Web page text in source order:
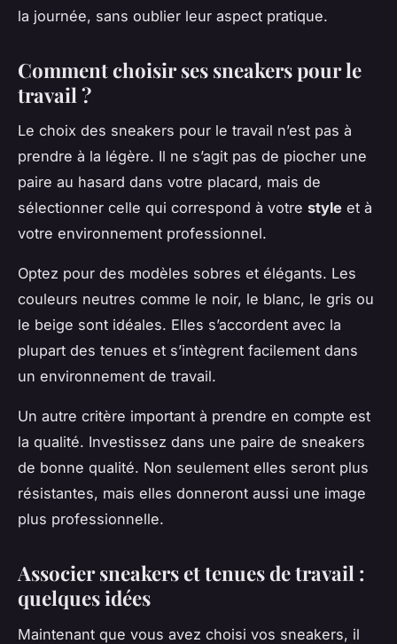
la journée, sans oublier leur aspect pratique.
Comment choisir ses sneakers pour le
travail ?
Le choix des sneakers pour le travail n’est pas à
prendre à la légère. Il ne s’agit pas de piocher une
paire au hasard dans votre placard, mais de
sélectionner celle qui correspond à votre style et à
votre environnement professionnel.
Optez pour des modèles sobres et élégants. Les
couleurs neutres comme le noir, le blanc, le gris ou
le beige sont idéales. Elles s’accordent avec la
plupart des tenues et s’intègrent facilement dans
un environnement de travail.
Un autre critère important à prendre en compte est
la qualité. Investissez dans une paire de sneakers
de bonne qualité. Non seulement elles seront plus
résistantes, mais elles donneront aussi une image
plus professionnelle.
Associer sneakers et tenues de travail :
quelques idées
Maintenant que vous avez choisi vos sneakers, il